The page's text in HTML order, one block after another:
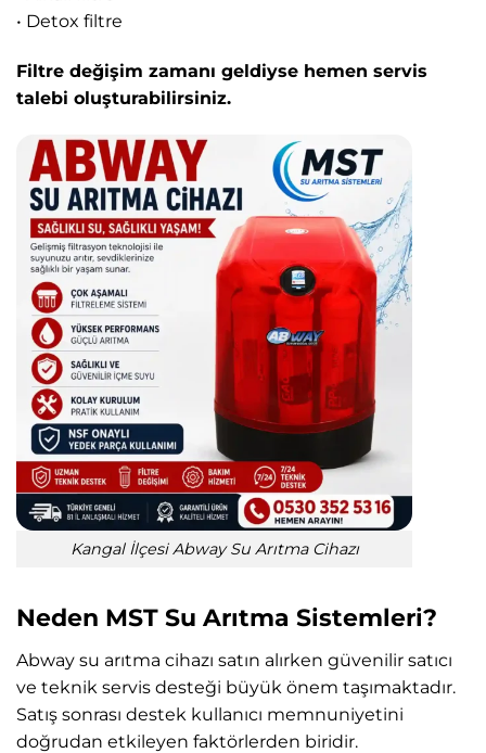
• Detox filtre
Filtre değişim zamanı geldiyse hemen servis
talebi oluşturabilirsiniz.
Kangal İlçesi Abway Su Arıtma Cihazı
Neden MST Su Arıtma Sistemleri?
Abway su arıtma cihazı satın alırken güvenilir satıcı
ve teknik servis desteği büyük önem taşımaktadır.
Satış sonrası destek kullanıcı memnuniyetini
doğrudan etkileyen faktörlerden biridir.